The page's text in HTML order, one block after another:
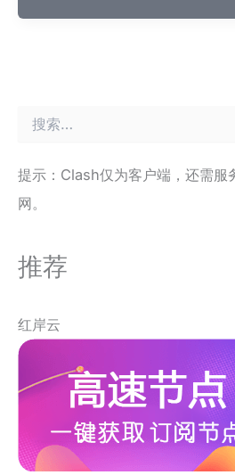
提示：Clash仅为客户端，还需服
网。
推荐
红岸云